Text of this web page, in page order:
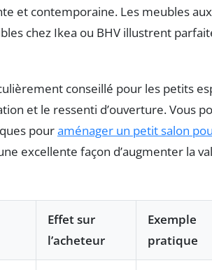
et contemporaine. Les meubles
chez Ikea ou BHV illustrent
conseillé pour les petits
et le ressenti d’ouverture. Vous
pouraménager un petit salon
excellente façon d’augmenter la
Effet sur
l’acheteur
Exemple
pratique